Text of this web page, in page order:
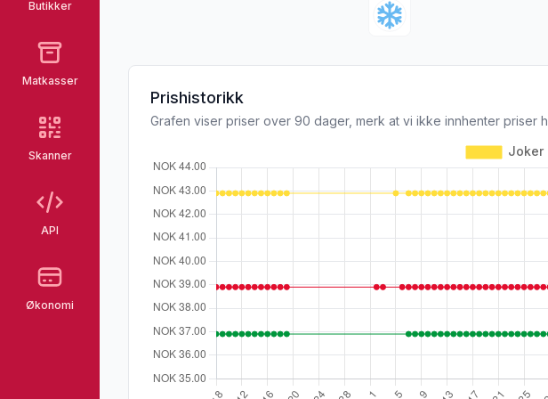
Butikker
Matkasser
Skanner
API
Økonomi
Prishistorikk
Grafen viser priser over 90 dager, merk at vi ikke innhenter priser